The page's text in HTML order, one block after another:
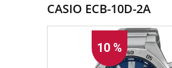
CASIO ECB-10D-2A
10 %